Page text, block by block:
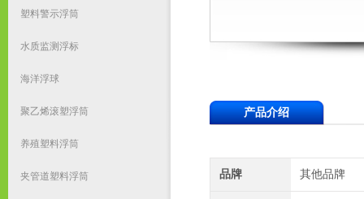
塑料警示浮筒
水质监测浮标
海洋浮球
聚乙烯滚塑浮筒
养殖塑料浮筒
夹管道塑料浮筒
产品介绍
品牌 其他品牌